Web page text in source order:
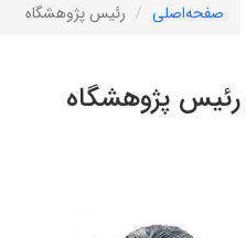
رئیس پژوهشگاه
پژوهشگاه